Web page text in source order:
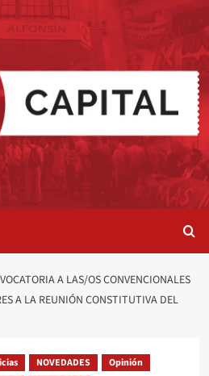
A LAS/OS CONVENCIONALES
A LA REUNIÓN CONSTITUTIVA DEL
NOVEDADES
Opinión